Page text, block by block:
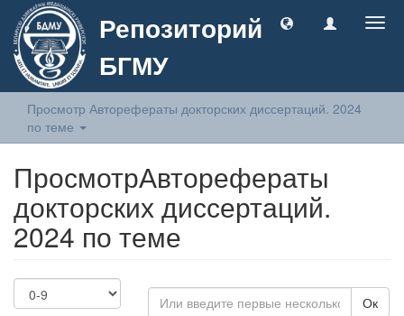
Репозиторий
БГМУ
Просмотр Авторефераты докторских диссертаций. 2024
по теме
ПросмотрАвторефераты
докторских диссертаций.
2024 по теме
Ок